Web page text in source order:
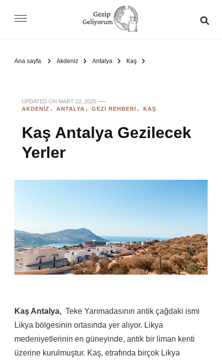
Ana sayfa Akdeniz Antalya Kaş
UPDATED ON MART 22, 2025
AKDENIZ
ANTALYA GEZI REHBERI KAŞ
Kaş Antalya Gezilecek
Yerler
Kaş Antalya, Teke Yarımadasının antik çağdaki ismi
Likya bölgesinin ortasında yer alıyor. Likya
medeniyetlerinin en güneyinde, antik bir liman kenti
üzerine kurulmuştur. Kaş, etrafında birçok Likya